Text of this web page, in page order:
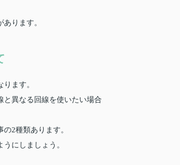
ります。
ます。
と異なる回線を使いたい場合
2種類あります。
にしましょう。